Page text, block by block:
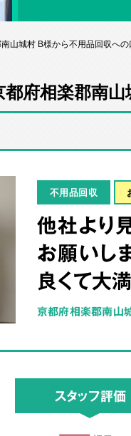
山城村 B様から不用品回収への
都府相楽郡南
不用品回収
他社より
お願いし
良くて大
京都府相楽郡南山
スタッフ評価